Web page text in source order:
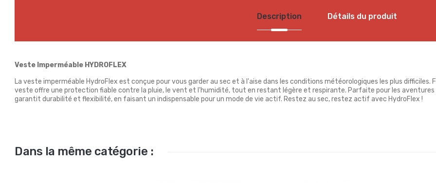
Description Détails du produit
Veste Imperméable HYDROFLEX
La veste imperméable HydroFlex est conçue pour vous garder au sec et à l'aise dans les conditions météorologiques les plus
veste offre une protection fiable contre la pluie, le vent et l'humidité, tout en restant légère et respirante. Parfaite pour les aventures
garantit durabilité et flexibilité, en faisant un indispensable pour un mode de vie actif. Restez au sec, restez actif avec HydroFlex !
Dans la même catégorie :